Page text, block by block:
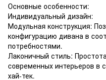
Основные особенности:
Индивидуальный дизайн:
Модульная конструкция:
конфигурацию дивана в
потребностями.
Лаконичный стиль:
современных интерьеров в
хай-тек.